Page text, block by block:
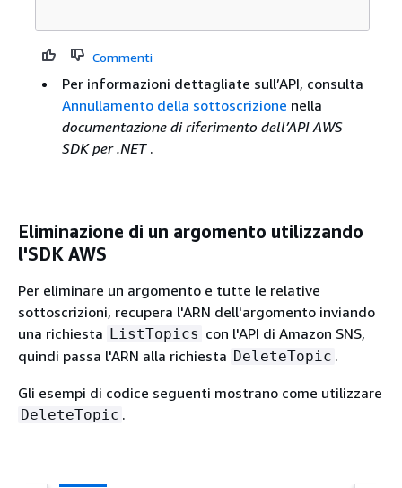
Commenti
Per informazioni dettagliate sull’API, consulta
Annullamento della sottoscrizione nella
documentazione di riferimento dell’API AWS
SDK per .NET .
Eliminazione di un argomento utilizzando
l'SDK AWS
Per eliminare un argomento e tutte le relative
sottoscrizioni, recupera l'ARN dell'argomento inviando
una richiesta ListTopics con l'API di Amazon SNS,
quindi passa l'ARN alla richiesta DeleteTopic .
Gli esempi di codice seguenti mostrano come utilizzare
DeleteTopic .